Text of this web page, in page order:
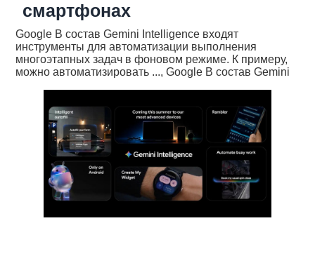
смартфонах
Google В состав Gemini Intelligence входят
инструменты для автоматизации выполнения
многоэтапных задач в фоновом режиме. К примеру,
можно автоматизировать ..., Google В состав Gemini